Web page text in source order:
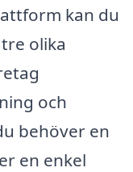
kan du
olika
och
behöver en
en enkel